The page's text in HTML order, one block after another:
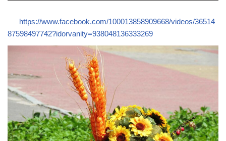
https://www.facebook.com/100013858909668/videos/36514
87598497742?idorvanity=938048136333269